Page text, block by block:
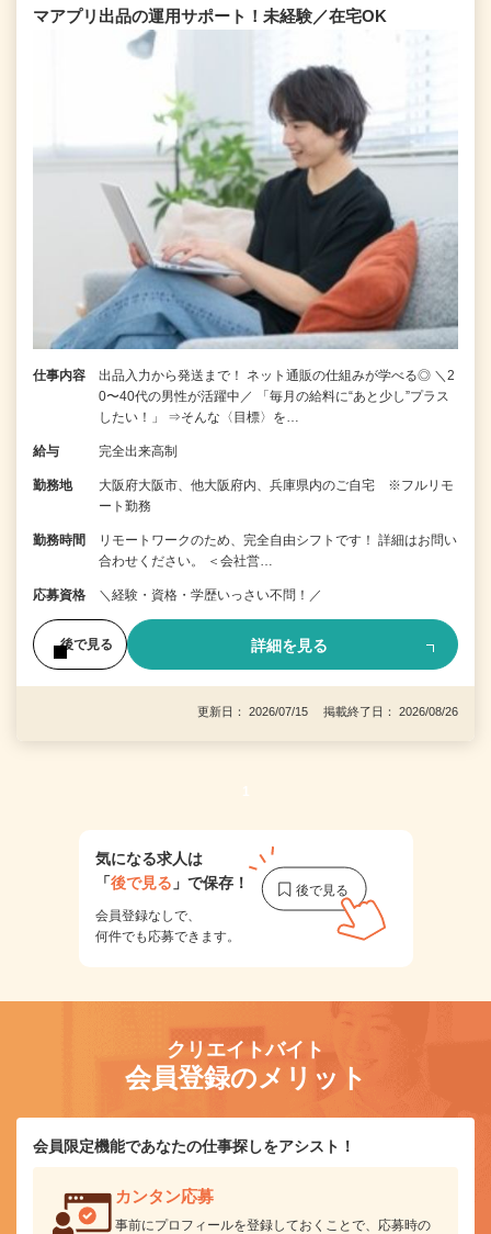
マアプリ出品の運用サポート！未経験／在宅OK
仕事内容
出品入力から発送まで！ ネット通販の仕組みが学べる◎ ＼2
0〜40代の男性が活躍中／ 「毎月の給料に“あと少し”プラス
したい！」 ⇒そんな〈目標〉を…
給与 完全出来高制
勤務地
大阪府大阪市、他大阪府内、兵庫県内のご自宅 ※フルリモ
ート勤務
勤務時間
リモートワークのため、完全自由シフトです！ 詳細はお問い
合わせください。 ＜会社営…
応募資格 ＼経験・資格・学歴いっさい不問！／
後で見る 詳細を見る
更新日： 2026/07/15 掲載終了日： 2026/08/26
1
気になる求人は
「後で見る 」で保存！
会員登録なしで、
何件でも応募できます。
クリエイトバイト
会員登録のメリット
会員限定機能であなたの仕事探しをアシスト！
カンタン応募
事前にプロフィールを登録しておくことで、応募時の